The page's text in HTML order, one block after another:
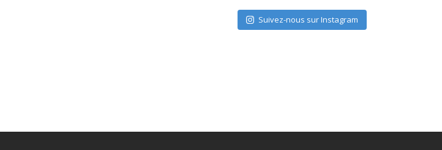
Suivez-nous sur Instagram